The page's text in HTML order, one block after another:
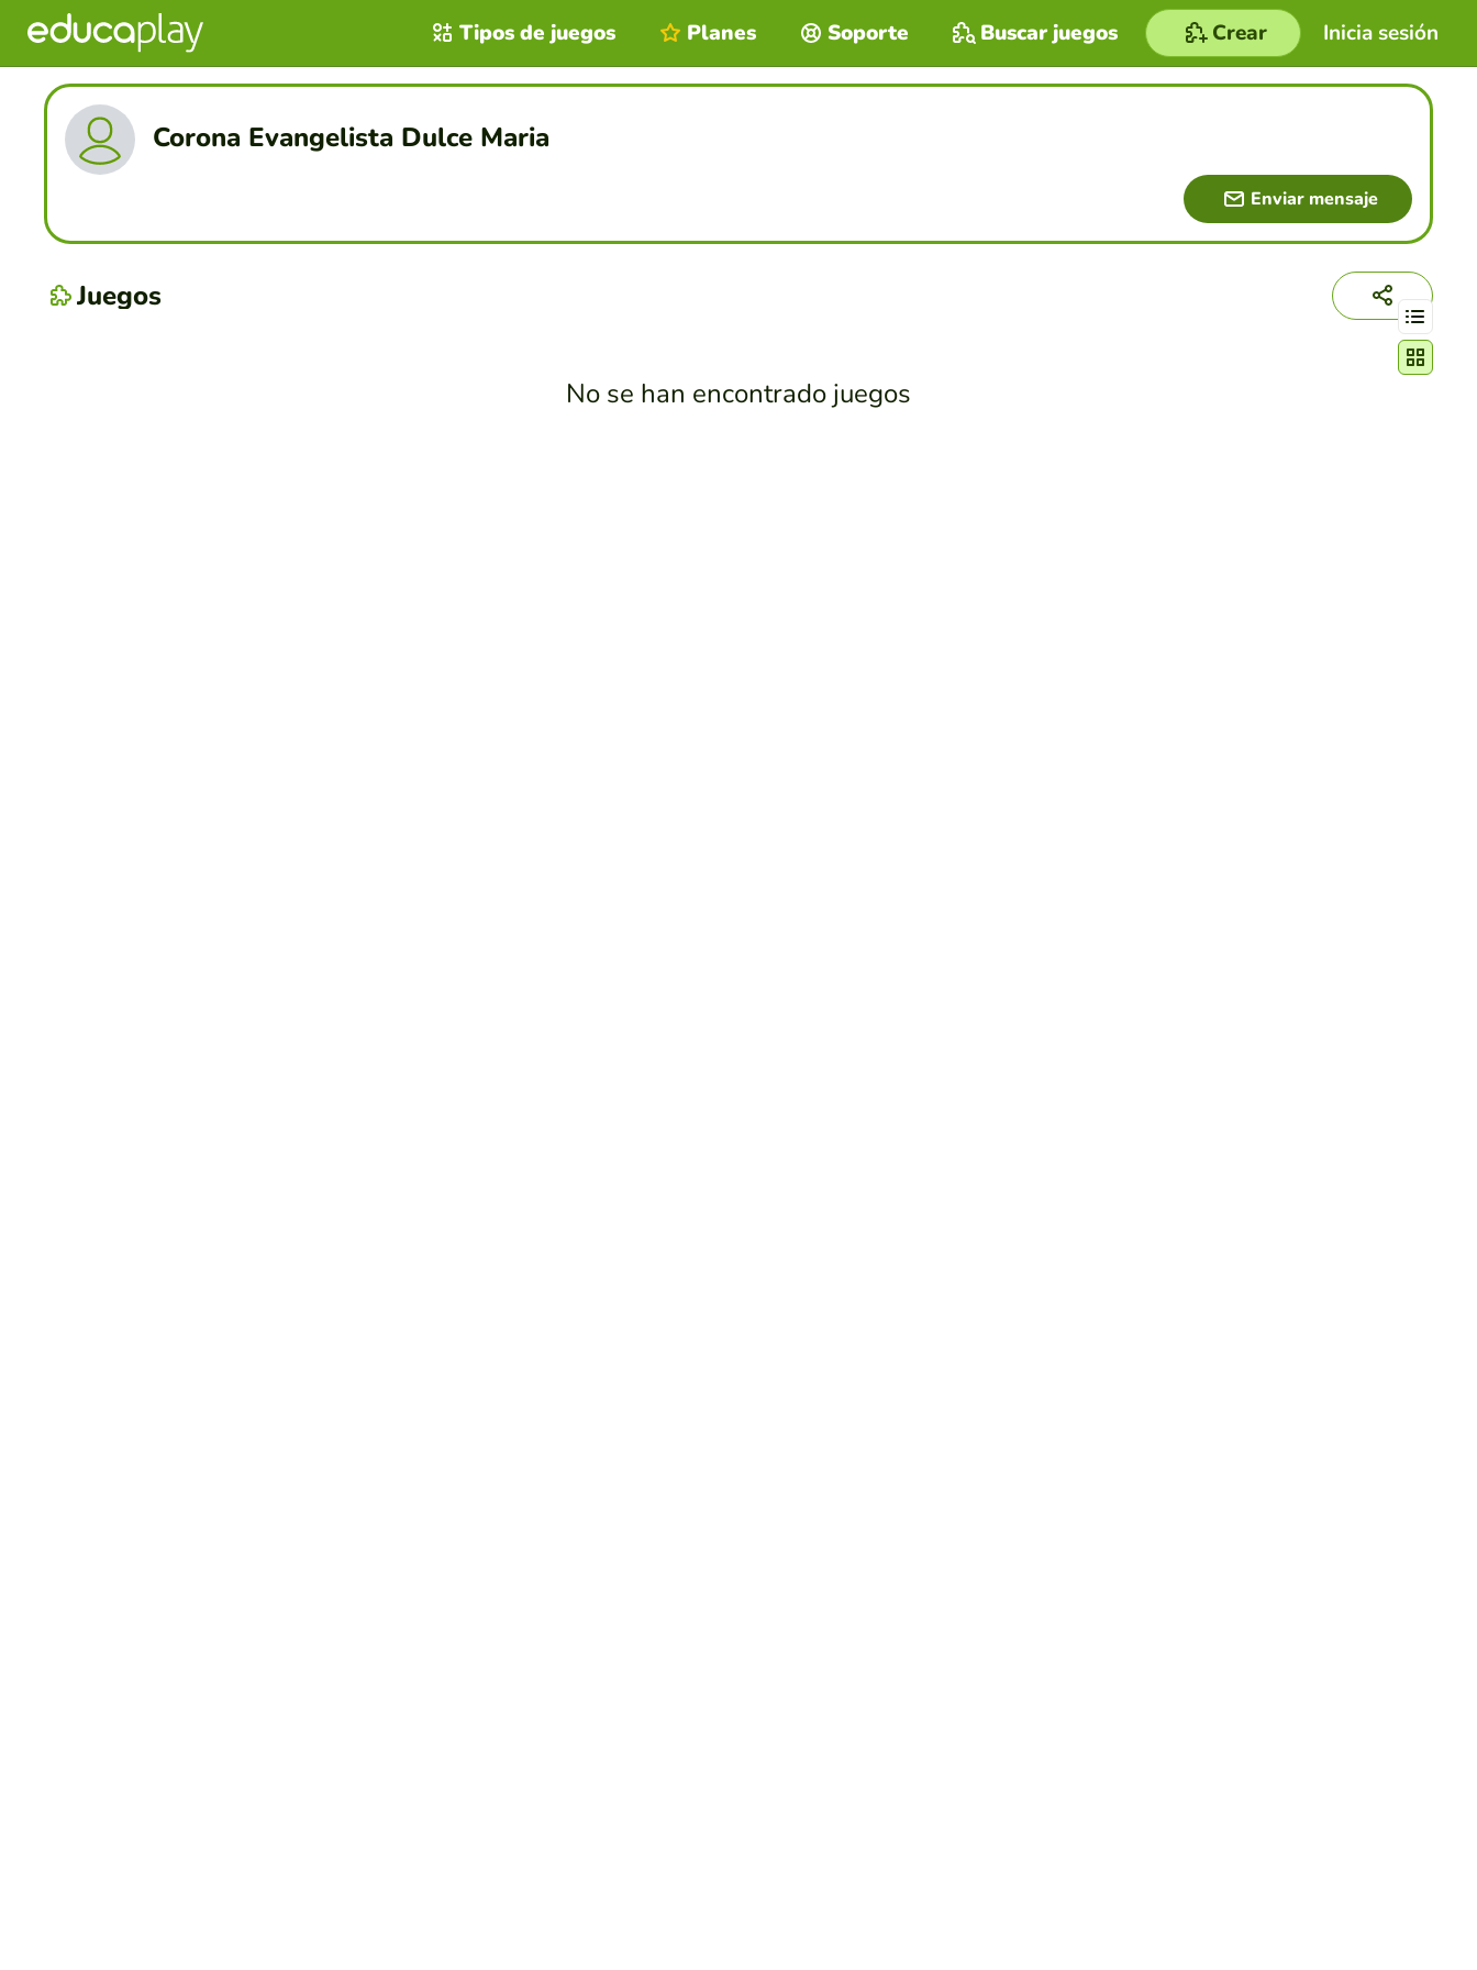
Inicia sesión
Tipos de juegos Planes Soporte Buscar juegos Crear
Corona Evangelista Dulce Maria
Enviar mensaje
Juegos Cambiar
No se han encontrado juegos